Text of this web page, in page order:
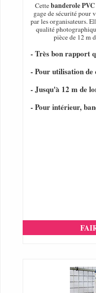
Cettebanderole PVC
gage de sécurité pour
par les organisateurs.
qualité
pièce de 12 m
- Très bon rapport
- Pour utilisation de
- Jusqu'à 12 m de
- Pour intérieur,